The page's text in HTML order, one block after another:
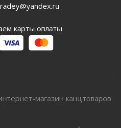
карты оплаты
магазин канцтоваров